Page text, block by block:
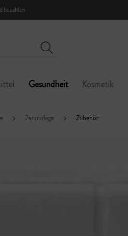
bezahlen
Gesundheit Kosmetik
Zahnpflege Zubehör